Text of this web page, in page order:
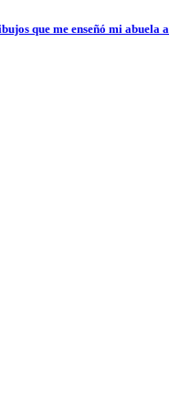
que me enseñó mi abuela a